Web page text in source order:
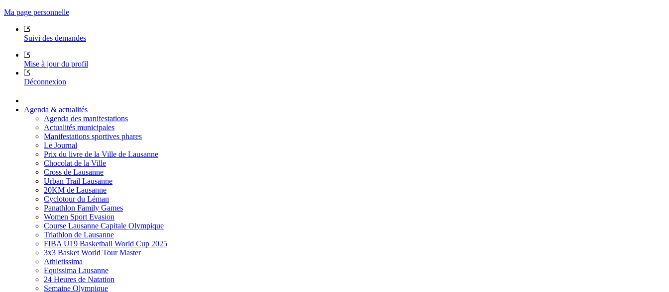
Ma page personnelle
Suivi des demandes
Mise à jour du profil
Déconnexion
Agenda & actualités
Agenda des manifestations
Actualités municipales
Manifestations sportives phares
Le Journal
Prix du livre de la Ville de Lausanne
Chocolat de la Ville
Cross de Lausanne
Urban Trail Lausanne
20KM de Lausanne
Cyclotour du Léman
Panathlon Family Games
Women Sport Evasion
Course Lausanne Capitale Olympique
Triathlon de Lausanne
FIBA U19 Basketball World Cup 2025
3x3 Basket World Tour Master
Athletissima
Equissima Lausanne
24 Heures de Natation
Semaine Olympique